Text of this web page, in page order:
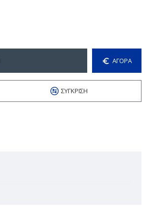
ΑΓΟΡΑ
ΣΎΓΚΡΙΣΗ